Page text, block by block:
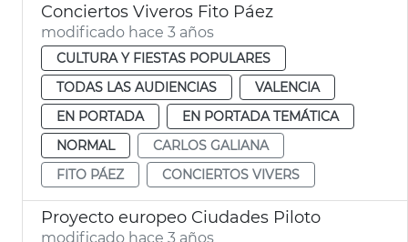
Conciertos Viveros Fito Páez
modificado hace 3 años
CULTURA Y FIESTAS POPULARES
TODAS LAS AUDIENCIAS
VALENCIA
EN PORTADA
EN PORTADA TEMÁTICA
NORMAL
CARLOS GALIANA
FITO PÁEZ
CONCIERTOS VIVERS
Proyecto europeo Ciudades Piloto
modificado hace 3 años